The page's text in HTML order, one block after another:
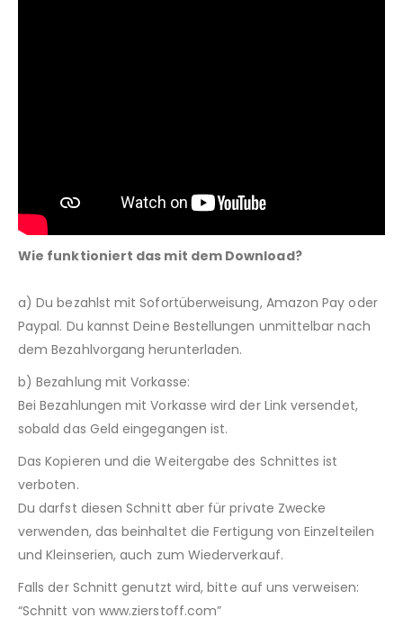
Wie funktioniert das mit dem Download?
a) Du bezahlst mit Sofortüberweisung, Amazon Pay oder
Paypal. Du kannst Deine Bestellungen unmittelbar nach
dem Bezahlvorgang herunterladen.
b) Bezahlung mit Vorkasse:
Bei Bezahlungen mit Vorkasse wird der Link versendet,
sobald das Geld eingegangen ist.
Das Kopieren und die Weitergabe des Schnittes ist
verboten.
Du darfst diesen Schnitt aber für private Zwecke
verwenden, das beinhaltet die Fertigung von Einzelteilen
und Kleinserien, auch zum Wiederverkauf.
Falls der Schnitt genutzt wird, bitte auf uns verweisen:
“Schnitt von www.zierstoff.com”